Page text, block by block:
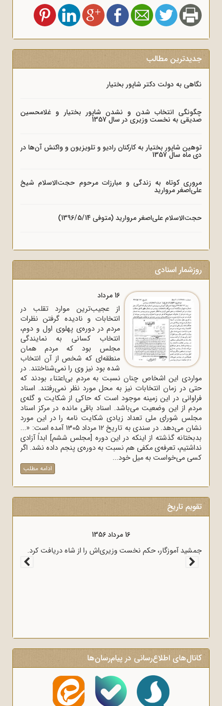
جدیدترین مطالب
نگاهی به دولت دکتر شاپور بختیار
چگونگی انتخاب شدن و نشدن شاپور بختیار و غلامحسین
صدیقی به نخست وزیری در سال 1357
توهین شاپور بختیار به کارکنان رادیو و تلویزیون و واکنش آن‌ها در
دی ماه سال 1357
مروری کوتاه به زندگی و مبارزات مرحوم حجت‌الاسلام شیخ
علی‌اصغر مروارید
حجت‌الاسلام علی‌اصغر مروارید (متوفی 1396/5/14)
روزشمار اسنادی
16 مرداد
از عجیب‌ترین موارد تقلب در
انتخابات و نادیده گرفتن نظرات
مردم در دوره‌ی پهلوی اول و دوم،
انتخاب کسانی به نمایندگی
مجلس بود که مردم همان
منطقه‌ای که شخص از آن انتخاب
شده بود نیز وی را نمی‌شناختند. در
مواردی این اشخاص چنان نسبت به مردم بی‌اعتناء بودند که
حتی در زمان انتخابات نیز به محل مورد نظر نمی‌رفتند. اسناد
فراوانی در این زمینه موجود است که حاکی از شکایت و گله‌ی
مردم از این وضعیت می‌باشد. اسناد باقی مانده در مرکز اسناد
مجلس شورای ملی تعداد زیادی شکایت نامه را در این مورد
نشان می‌دهد. در سندی به تاریخ 12 مرداد 1305 آمده است: «...
بدبختانه گذشته از اینکه در این دوره [مجلس ششم] ابداً آزادی
نداشتیم، تعرفه‌ی مکفی هم نسبت به دوره‌ی پنجم داده نشد. اگر
کسی می‌خواست به میل خود...
ادامه مطلب
تقویم تاریخ
16 مرداد 1356
جمشید آموزگار، حکم نخست وزیری‌اش را از شاه دریافت کرد. پیام امام
ماه
کانال‌های اطلاع‌رسانی در پیام‌رسان‌ها